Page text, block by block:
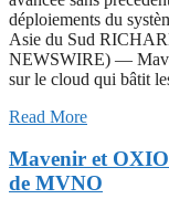
déploiements du
Asie du Sud
NEWSWIRE) —
sur le cloud qui bâtit
Read More
Mavenir et
de MVNO